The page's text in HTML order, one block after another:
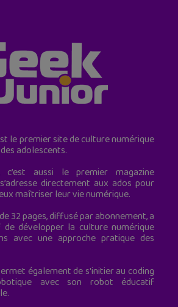
le premier site de culture numérique
adolescents.
c’est aussi le premier magazine
directement aux ados pour
maîtriser leur vie numérique.
32 pages, diffusé par abonnement, a
développer la culture numérique
avec une approche pratique des
également de s'initier au coding
avec son robot éducatif